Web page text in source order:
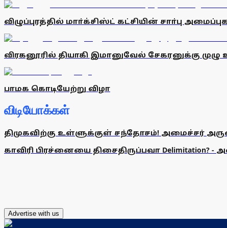
விழுப்புரத்தில் மாா்க்சிஸ்ட் கட்சியின் சாா்பு
விரகனூரில் தியாகி இமானுவேல் சேகரனுக்கு
பாமக கொடியேற்று விழா
விடியோக்கள்
திமுகவிற்கு உள்ளுக்குள் சந்தோசம்! அமைச்சர்
காவிரி பிரச்னையை திசைதிருப்பவா Delimitation?
Advertise with us